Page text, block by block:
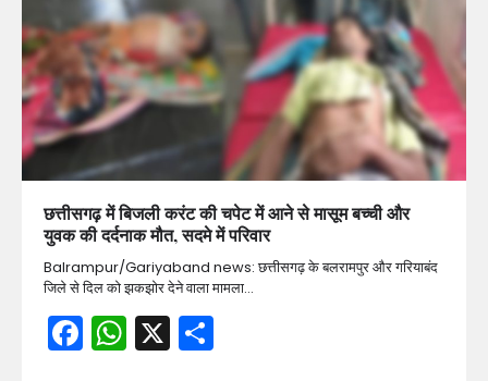
छत्तीसगढ़ में बिजली करंट की चपेट में आने से मासूम बच्ची और
युवक की दर्दनाक मौत, सदमे में परिवार
Balrampur/Gariyaband news: छत्तीसगढ़ के बलरामपुर और गरियाबंद
जिले से दिल को झकझोर देने वाला मामला…
Facebook
WhatsApp
X